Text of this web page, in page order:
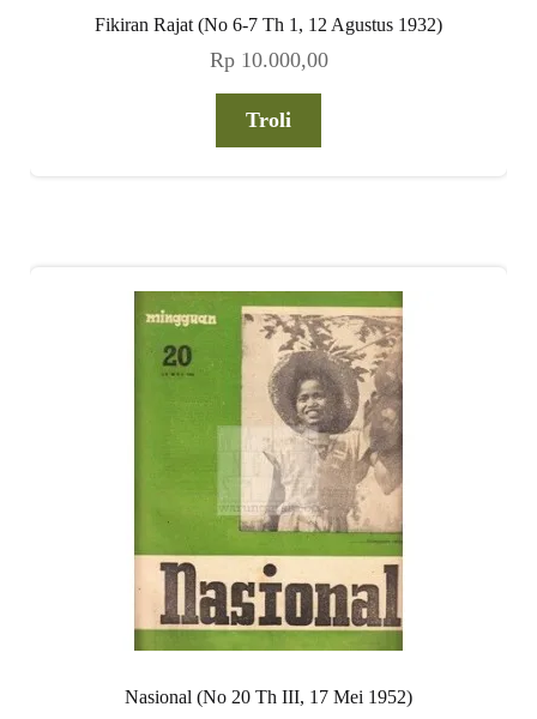
Fikiran Rajat (No 6-7 Th 1, 12 Agustus 1932)
Rp10.000,00
Troli
Nasional (No 20 Th III, 17 Mei 1952)